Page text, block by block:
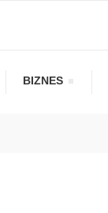
BIZNES